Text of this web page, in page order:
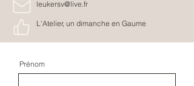
leukersv@live.fr
L'Atelier, un dimanche en Gaume
Prénom